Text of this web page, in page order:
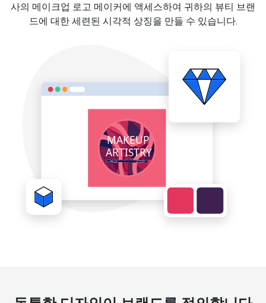
사의 메이크업 로고 메이커에 액세스하여 귀하의 뷰티 브랜
드에 대한 세련된 시각적 상징을 만들 수 있습니다.